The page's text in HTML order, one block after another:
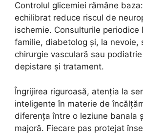
Controlul glicemiei rămâne
echilibrat reduce riscul de
ischemie. Consulturile periodice
familie, diabetolog și, la nevoie,
chirurgie vasculară sau
depistare și tratament.
Îngrijirea riguroasă, atenția la
inteligente în materie de
diferența între o leziune banala
majoră. Fiecare pas protejat